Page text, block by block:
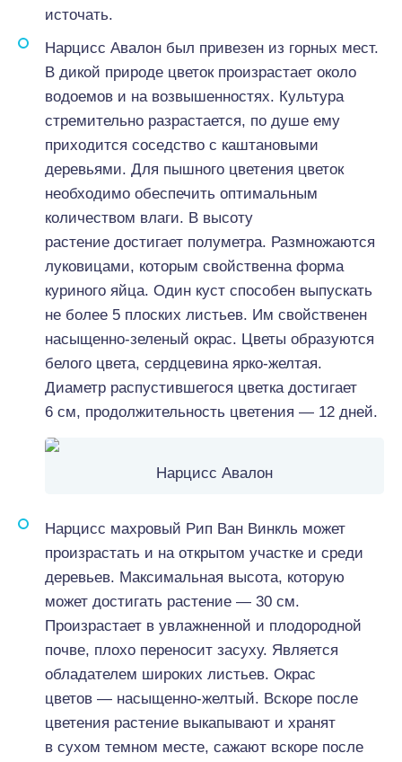
источать.
Нарцисс Авалон был привезен из горных мест.
В дикой природе цветок произрастает около
водоемов и на возвышенностях. Культура
стремительно разрастается, по душе ему
приходится соседство с каштановыми
деревьями. Для пышного цветения цветок
необходимо обеспечить оптимальным
количеством влаги. В высоту
растение достигает полуметра. Размножаются
луковицами, которым свойственна форма
куриного яйца. Один куст способен выпускать
не более 5 плоских листьев. Им свойственен
насыщенно-зеленый окрас. Цветы образуются
белого цвета, сердцевина ярко-желтая.
Диаметр распустившегося цветка достигает
6 см, продолжительность цветения — 12 дней.
Нарцисс Авалон
Нарцисс махровый Рип Ван Винкль может
произрастать и на открытом участке и среди
деревьев. Максимальная высота, которую
может достигать растение — 30 см.
Произрастает в увлажненной и плодородной
почве, плохо переносит засуху. Является
обладателем широких листьев. Окрас
цветов — насыщенно-желтый. Вскоре после
цветения растение выкапывают и хранят
в сухом темном месте, сажают вскоре после